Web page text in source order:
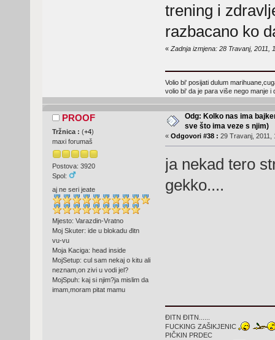
trening i
razbacano ko
« Zadnja izmjena: 28 Travanj, 2011,
Volio bi' posijati dulum
volio bi' da je para više nego manje
PROOF
Tržnica : (+4)
maxi forumaš
Postova: 3920
Spol:
aj ne seri jeate
Mjesto: Varazdin-Vratno
Moj Skuter: ide u blokadu đitn
vu-vu
Moja Kaciga: head inside
MojSetup: cul sam nekaj o kitu ali
neznam,on zivi u vodi jel?
MojSpuh: kaj si njim?ja mislim da
imam,moram pitat mamu
Odg: Kolko nas ima
sve što ima veze s njim)
« Odgovori #38 : 29 Travanj, 2011,
ja nekad tero
gekko....
ĐITN ĐITN......
FUCKING ZAŠIKJENIC
PIČKIN PRDEC